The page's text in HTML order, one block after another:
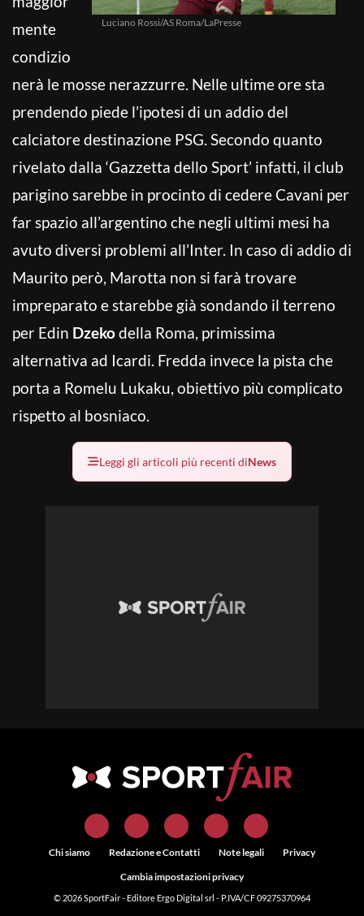
Luciano Rossi/AS Roma/LaPresse
mente
condizio
nerà le mosse nerazzurre. Nelle ultime ore sta
prendendo piede l’ipotesi di un addio del
calciatore destinazione PSG. Secondo quanto
rivelato dalla ‘Gazzetta dello Sport’ infatti, il club
parigino sarebbe in procinto di cedere Cavani per
far spazio all’argentino che negli ultimi mesi ha
avuto diversi problemi all’Inter. In caso di addio di
Maurito però, Marotta non si farà trovare
impreparato e starebbe già sondando il terreno
per Edin Dzekodella Roma, primissima
alternativa ad Icardi. Fredda invece la pista che
porta a Romelu Lukaku, obiettivo più complicato
rispetto al bosniaco.
Leggi gli articoli più recenti diNews
Chi siamo Redazione e Contatti Note legali
Privacy
Cambia impostazioni privacy
© 2026SportFair- Editore Ergo Digital srl - P.IVA/CF 09275370964